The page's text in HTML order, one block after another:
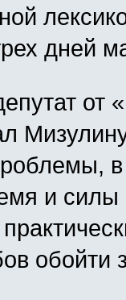
дней
от
в
и силы
обойти